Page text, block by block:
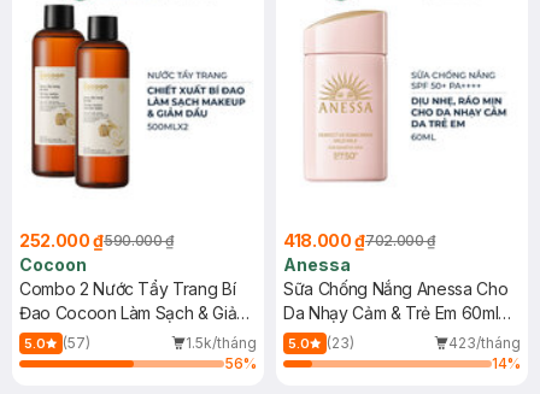
252.000 ₫590.000 ₫
Cocoon
Combo 2 Nước Tẩy Trang Bí
Đao Cocoon Làm Sạch & Giảm
Dầu 500ml
5.0 (57)
1.5k/tháng
56%
418.000 ₫702.000 ₫
Anessa
Sữa Chống Nắng Anessa Cho
Da Nhạy Cảm & Trẻ Em 60ml
(Mới)
5.0 (23)
423/tháng
14%